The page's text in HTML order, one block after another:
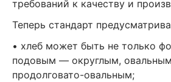
требований к качеству и
Теперь стандарт
• хлеб может быть не только
подовым — округлым,
продолговато-овальным;